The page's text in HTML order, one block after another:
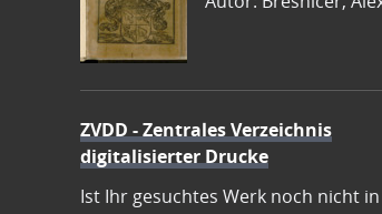
ZVDD - Zentrales Verzeichnis
digitalisierter Drucke
Ist Ihr gesuchtes Werk noch nicht in